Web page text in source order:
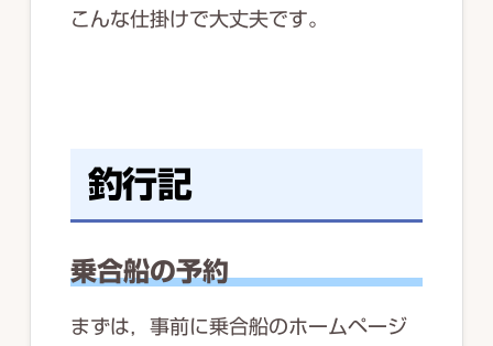
こんな仕掛けで大丈夫です。
釣行記
乗合船の予約
まずは，事前に乗合船のホームページ